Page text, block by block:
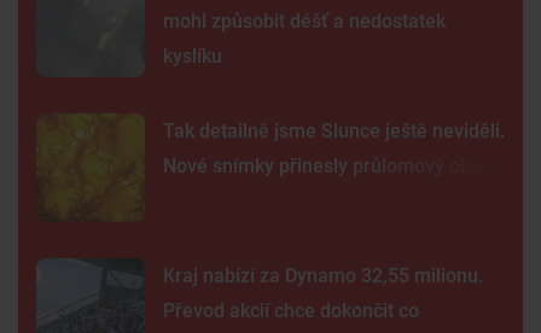
mohl způsobit déšť a nedostatek
kyslíku
Tak detailně jsme Slunce ještě neviděli.
Nové snímky přinesly průlomový objev
Kraj nabízí za Dynamo 32,55 milionu.
Převod akcií chce dokončit co